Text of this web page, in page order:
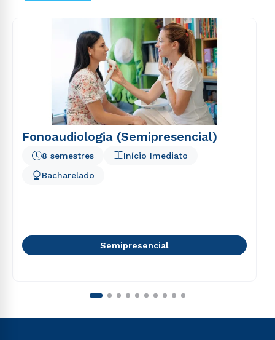
Fonoaudiologia (Semipresencial)
Início Imediato
8 semestres
Bacharelado
Semipresencial